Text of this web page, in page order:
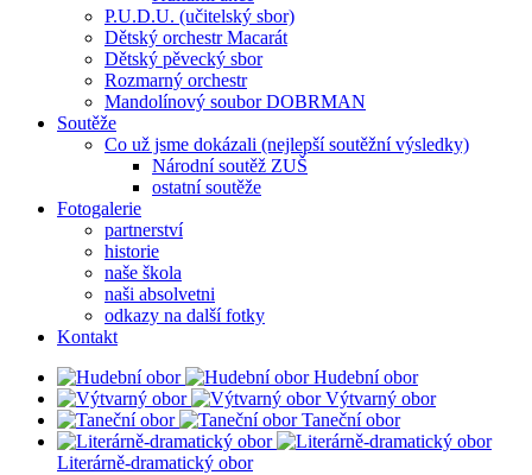
P.U.D.U. (učitelský sbor)
Dětský orchestr Macarát
Dětský pěvecký sbor
Rozmarný orchestr
Mandolínový soubor DOBRMAN
Soutěže
Co už jsme dokázali (nejlepší soutěžní výsledky)
Národní soutěž ZUŠ
ostatní soutěže
Fotogalerie
partnerství
historie
naše škola
naši absolvetni
odkazy na další fotky
Kontakt
Hudební obor
Výtvarný obor
Taneční obor
Literárně-dramatický obor